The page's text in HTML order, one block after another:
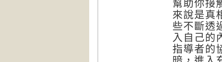
幫助你接
來說是真
些不斷透
入自己的
指導者的